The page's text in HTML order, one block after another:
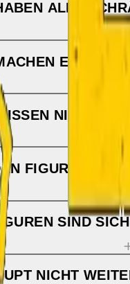
ALLE
ES MIT
NICHT,
FIGUREN
SIND
NICHT